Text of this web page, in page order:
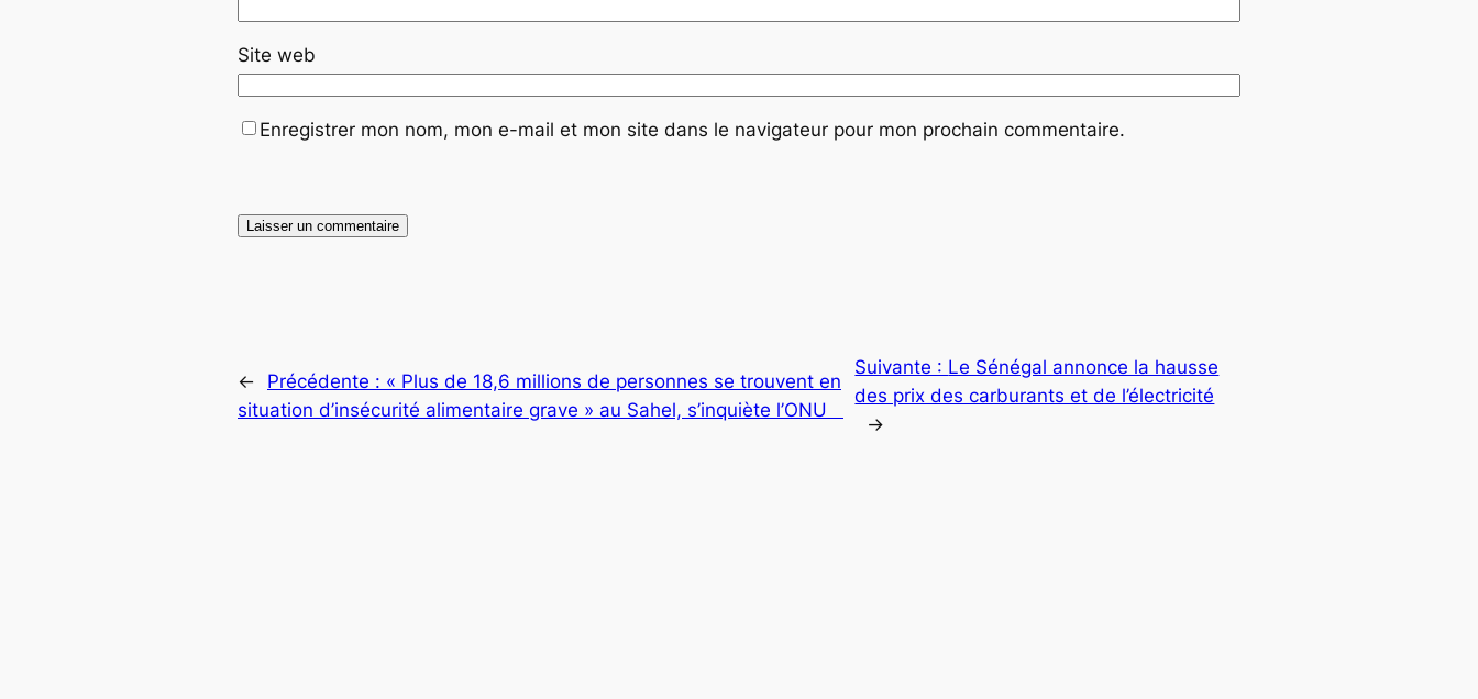
Site web
Enregistrer mon nom, mon e-mail et mon site dans le navigateur pour mon prochain commentaire.
← Précédente : « Plus de 18,6 millions de personnes se trouvent en
situation d’insécurité alimentaire grave » au Sahel, s’inquiète l’ONU
Suivante : Le Sénégal annonce la hausse
des prix des carburants et de l’électricité
→